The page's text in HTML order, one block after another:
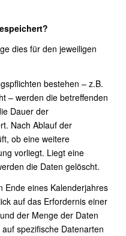
dies für den jeweiligen
bestehen – z.B.
– werden die betreffenden
Dauer der
Nach Ablauf der
ob eine weitere
vorliegt. Liegt eine
die Daten gelöscht.
Ende eines Kalenderjahres
auf das Erfordernis einer
der Menge der Daten
spezifische Datenarten